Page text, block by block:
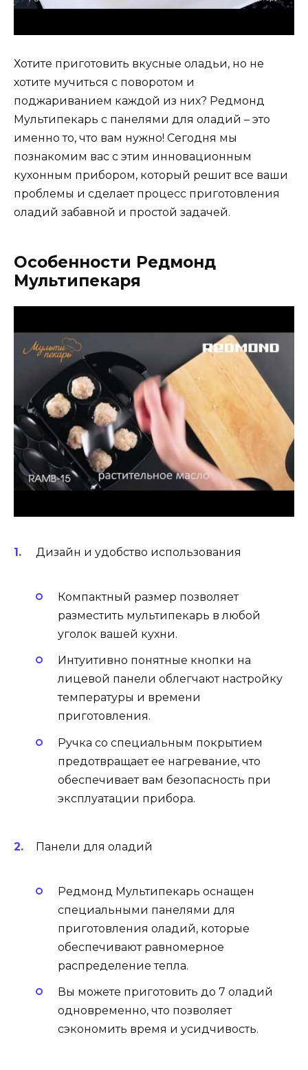
Хотите приготовить вкусные оладьи, но не
хотите мучиться с поворотом и
поджариванием каждой из них? Редмонд
Мультипекарь с панелями для оладий – это
именно то, что вам нужно! Сегодня мы
познакомим вас с этим инновационным
кухонным прибором, который решит все ваши
проблемы и сделает процесс приготовления
оладий забавной и простой задачей.
Особенности Редмонд
Мультипекаря
Дизайн и удобство использования
Компактный размер позволяет
разместить мультипекарь в любой
уголок вашей кухни.
Интуитивно понятные кнопки на
лицевой панели облегчают настройку
температуры и времени
приготовления.
Ручка со специальным покрытием
предотвращает ее нагревание, что
обеспечивает вам безопасность при
эксплуатации прибора.
Панели для оладий
Редмонд Мультипекарь оснащен
специальными панелями для
приготовления оладий, которые
обеспечивают равномерное
распределение тепла.
Вы можете приготовить до 7 оладий
одновременно, что позволяет
сэкономить время и усидчивость.